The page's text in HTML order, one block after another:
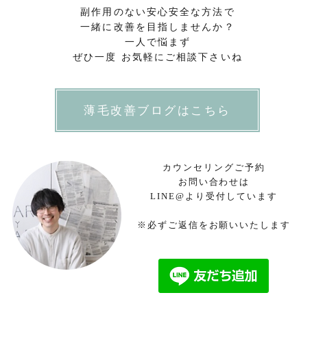
副作用のない安心安全な方法で
一緒に改善を目指しませんか？
一人で悩まず
ぜひ一度 お気軽にご相談下さいね
薄毛改善ブログはこちら
カウンセリングご予約
お問い合わせは
​LINE@より受付しています
​※必ずご返信をお願いいたします